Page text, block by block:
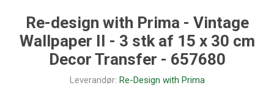
Re-design with Prima - Vintage
Wallpaper II - 3 stk af 15 x 30 cm
Decor Transfer - 657680
Leverandør: Re-Design with Prima